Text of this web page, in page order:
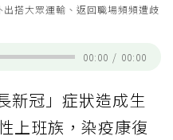
搭大眾運輸、返回職場頻頻遭歧
00:00 / 00:00
新冠」症狀造成生
上班族，染疫康復